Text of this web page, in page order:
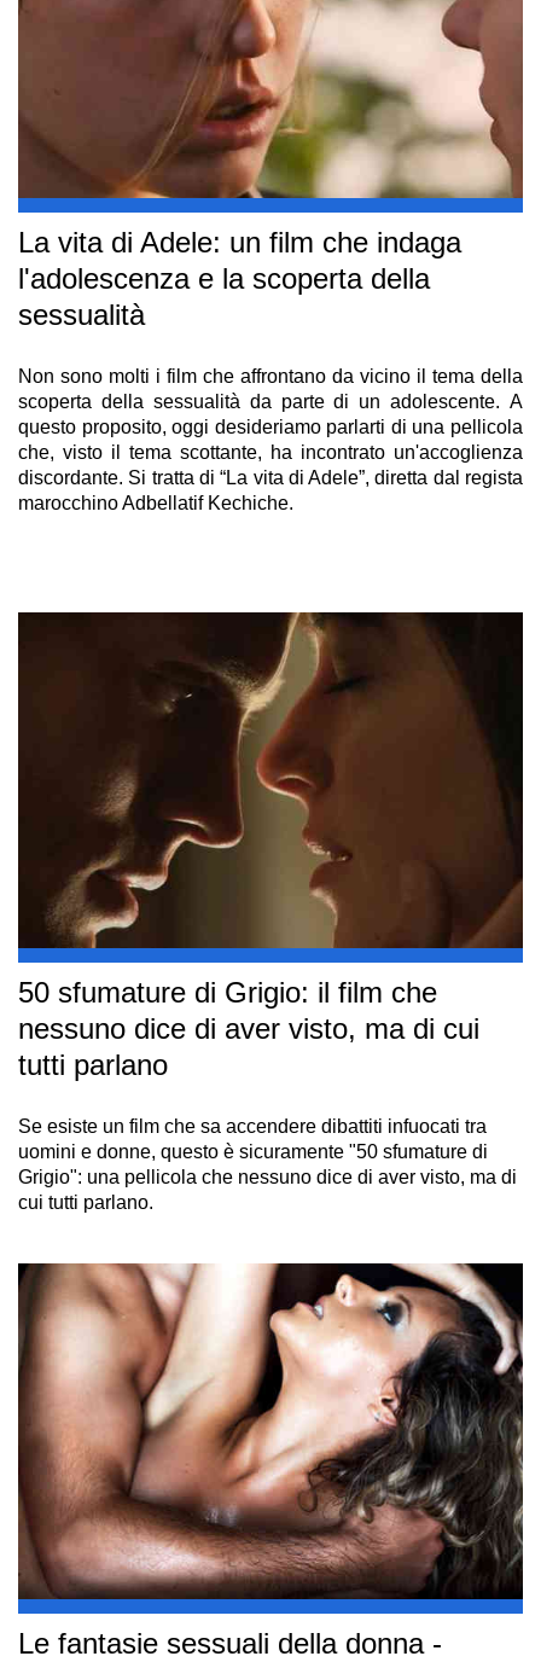
La vita di Adele: un film che indaga
l'adolescenza e la scoperta della
sessualità
Non sono molti i film che affrontano da vicino il tema della
scoperta della sessualità da parte di un adolescente. A
questo proposito, oggi desideriamo parlarti di una pellicola
che, visto il tema scottante, ha incontrato un'accoglienza
discordante. Si tratta di “La vita di Adele”, diretta dal regista
marocchino Adbellatif Kechiche.
50 sfumature di Grigio: il film che
nessuno dice di aver visto, ma di cui
tutti parlano
Se esiste un film che sa accendere dibattiti infuocati tra
uomini e donne, questo è sicuramente "50 sfumature di
Grigio": una pellicola che nessuno dice di aver visto, ma di
cui tutti parlano.
Le fantasie sessuali della donna -